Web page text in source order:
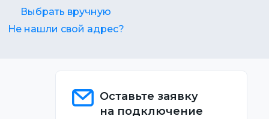
Выбрать вручную
Не нашли свой адрес?
Оставьте заявку
на подключение